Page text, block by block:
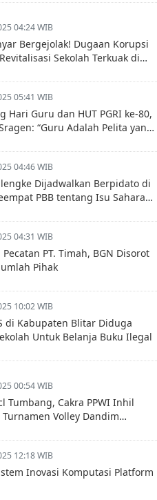
04:24 WIB
Bergejolak! Dugaan Korupsi
Sekolah Terkuak di
05:41 WIB
Hari Guru dan HUT PGRI ke-80,
“Guru Adalah Pelita yang
04:46 WIB
Dijadwalkan Berpidato di
PBB tentang Isu Sahara
04:31 WIB
PT. Timah, BGN Disorot
Pihak
10:02 WIB
di Kabupaten Blitar Diduga
Untuk Belanja Buku Ilegal
00:54 WIB
Tumbang, Cakra PPWI Inhil
Volley Dandim
12:18 WIB
Inovasi Komputasi Platform